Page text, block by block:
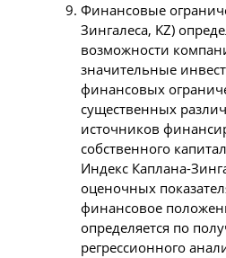
Финансовые
Зингалеса, KZ)
возможности
значительные
финансовых
существенных
источников
собственного
Индекс Каплана-
оценочных
финансовое
определяется по
регрессионного